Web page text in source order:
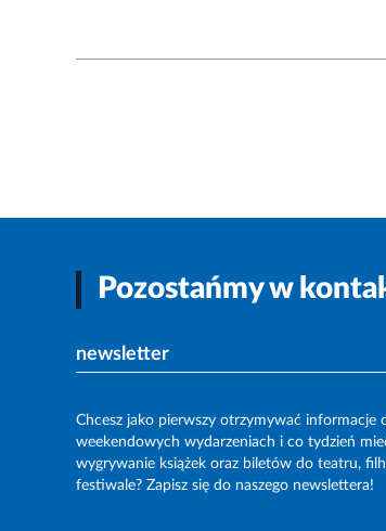
Pozostańmy w
newsletter
Chcesz jako pierwszy otrzymywać informacje
weekendowych wydarzeniach i co tydzień
wygrywanie książek oraz biletów do teatru,
festiwale? Zapisz się do naszego newslettera!